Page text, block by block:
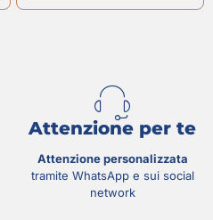
Attenzione per te
Attenzione personalizzata
tramite WhatsApp e sui social
network